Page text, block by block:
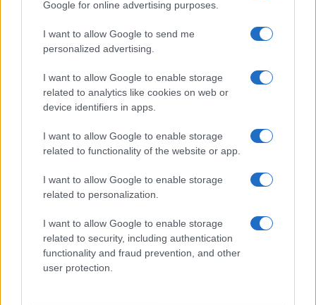
Google for online advertising purposes.
I want to allow Google to send me
personalized advertising.
I want to allow Google to enable storage
related to analytics like cookies on web or
device identifiers in apps.
I want to allow Google to enable storage
related to functionality of the website or app.
I want to allow Google to enable storage
related to personalization.
I want to allow Google to enable storage
related to security, including authentication
functionality and fraud prevention, and other
user protection.
questo non dovrebbe essere un compito
impossibile per il mondo dei virologi, dato che
per qualsiasi rimedio specifico, antivirale o
vaccino, occorre conoscere bene in nemico da
battere, nella sua capacità di mutamento.
Una idea peregrina, scivolata dalle dita ai tasti del
computer, che di per sé non cambierebbe lo
scenario, ma il modo di percepirlo, rendendolo,
se, a quanto sembra, la responsabilità è figlia
della paura, aumentando questa si accrescerebbe
anche quella, sì da fare del tutti a casa una